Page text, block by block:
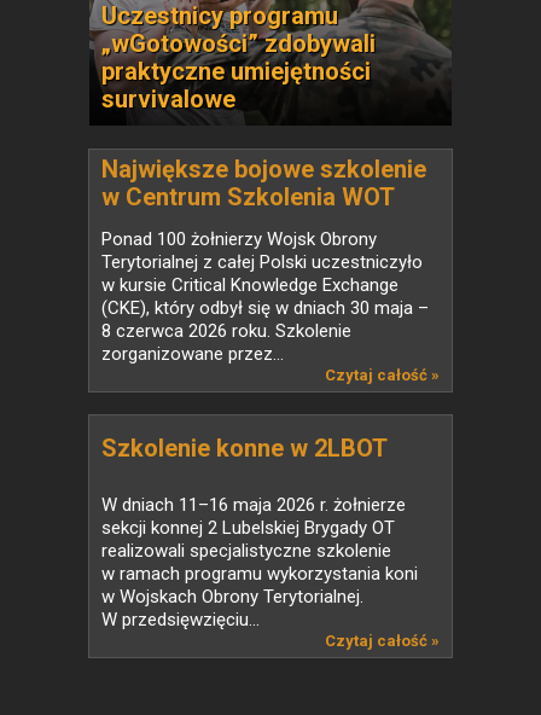
Uczestnicy programu
„wGotowości” zdobywali
praktyczne umiejętności
survivalowe
Największe bojowe szkolenie
w Centrum Szkolenia WOT
Ponad 100 żołnierzy Wojsk Obrony
Terytorialnej z całej Polski uczestniczyło
w kursie Critical Knowledge Exchange
(CKE), który odbył się w dniach 30 maja –
8 czerwca 2026 roku. Szkolenie
zorganizowane przez...
Czytaj całość »
Szkolenie konne w 2LBOT
W dniach 11–16 maja 2026 r. żołnierze
sekcji konnej 2 Lubelskiej Brygady OT
realizowali specjalistyczne szkolenie
w ramach programu wykorzystania koni
w Wojskach Obrony Terytorialnej.
W przedsięwzięciu...
Czytaj całość »